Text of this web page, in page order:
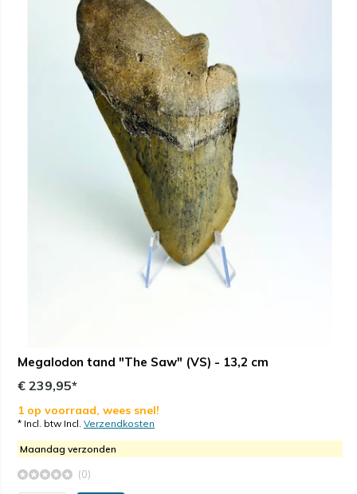
Megalodon tand "The Saw" (VS) - 13,2 cm
€ 239,95*
1 op voorraad, wees snel!
* Incl. btw Incl. Verzendkosten
Maandag verzonden
(0)